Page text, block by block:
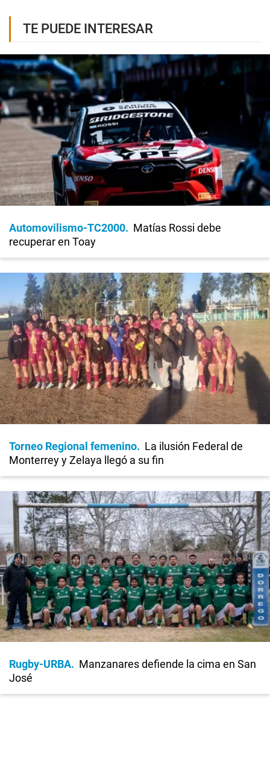
TE PUEDE INTERESAR
Automovilismo-TC2000
Matías Rossi debe
recuperar en Toay
Torneo Regional femenino
La ilusión Federal de
Monterrey y Zelaya llegó a su fin
Rugby-URBA
Manzanares defiende la cima en San
José